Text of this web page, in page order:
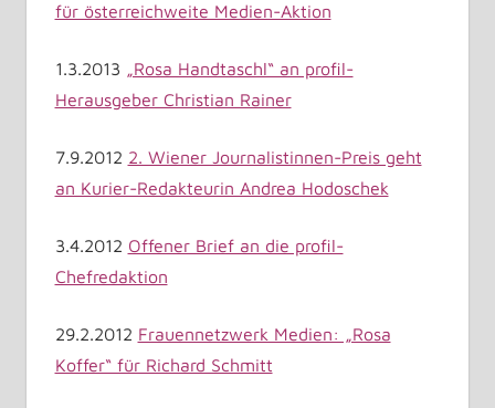
für österreichweite Medien-Aktion
1.3.2013 „Rosa Handtaschl“ an profil-
Herausgeber Christian Rainer
7.9.2012 2. Wiener Journalistinnen-Preis geht
an Kurier-Redakteurin Andrea Hodoschek
3.4.2012 Offener Brief an die profil-
Chefredaktion
29.2.2012 Frauennetzwerk Medien: „Rosa
Koffer“ für Richard Schmitt